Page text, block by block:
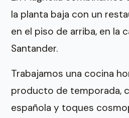
la planta baja con un
en el piso de arriba, en la
Santander.
Trabajamos una cocina
producto de temporada,
española y toques